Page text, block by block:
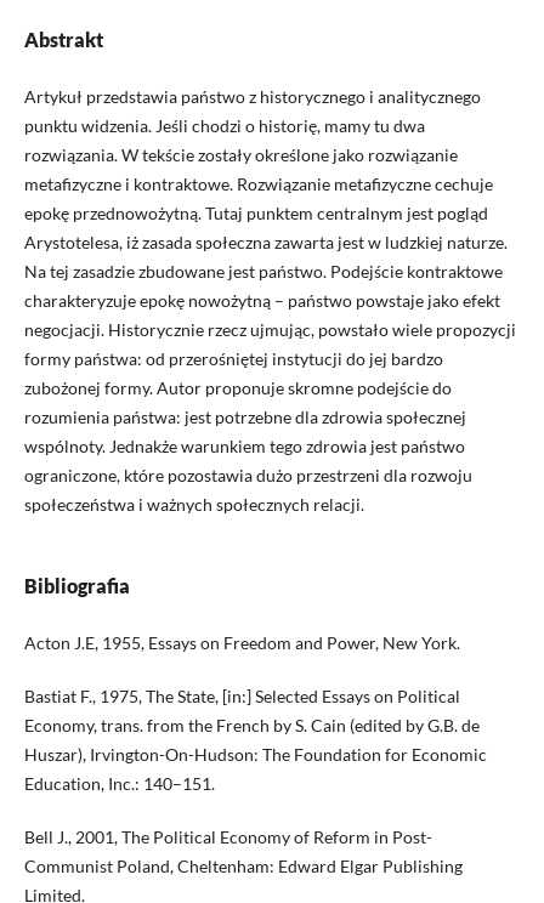
Abstrakt
Artykuł przedstawia państwo z historycznego i analitycznego
punktu widzenia. Jeśli chodzi o historię, mamy tu dwa
rozwiązania. W tekście zostały określone jako rozwiązanie
metafizyczne i kontraktowe. Rozwiązanie metafizyczne cechuje
epokę przednowożytną. Tutaj punktem centralnym jest pogląd
Arystotelesa, iż zasada społeczna zawarta jest w ludzkiej naturze.
Na tej zasadzie zbudowane jest państwo. Podejście kontraktowe
charakteryzuje epokę nowożytną – państwo powstaje jako efekt
negocjacji. Historycznie rzecz ujmując, powstało wiele propozycji
formy państwa: od przerośniętej instytucji do jej bardzo
zubożonej formy. Autor proponuje skromne podejście do
rozumienia państwa: jest potrzebne dla zdrowia społecznej
wspólnoty. Jednakże warunkiem tego zdrowia jest państwo
ograniczone, które pozostawia dużo przestrzeni dla rozwoju
społeczeństwa i ważnych społecznych relacji.
Bibliografia
Acton J.E, 1955, Essays on Freedom and Power, New York.
Bastiat F., 1975, The State, [in:] Selected Essays on Political
Economy, trans. from the French by S. Cain (edited by G.B. de
Huszar), Irvington-On-Hudson: The Foundation for Economic
Education, Inc.: 140–151.
Bell J., 2001, The Political Economy of Reform in Post-
Communist Poland, Cheltenham: Edward Elgar Publishing
Limited.